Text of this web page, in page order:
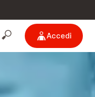
Accedi